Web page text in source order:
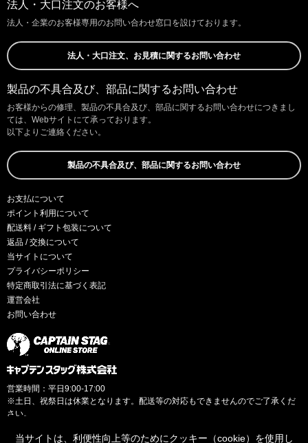
法人・大口注文のお客様へ
法人・企業のお客様専用のお問い合わせ窓口を設けております。
法人・大口注文、お見積に関するお問い合わせ
製品の不具合及び、部品に関するお問い合わせ
お客様からの修理、製品の不具合及び、部品に関するお問い合わせにつきまし
ては、Webサイトにて承っております。
以下よりご連絡ください。
製品の不具合及び、部品に関するお問い合わせ
お支払について
ポイント利用について
配送料 / ギフト包装について
返品 / 交換について
当サイトについて
プライバシーポリシー
特定商取引法に基づく表記
運営会社
お問い合わせ
営業時間：平日9:00-17:00
※土日、祝祭日は休業となります。配送等の対応もできませんのでご了承くだ
さい。
当サイトは、利便性向上等のためにクッキー（cookie）を使用し